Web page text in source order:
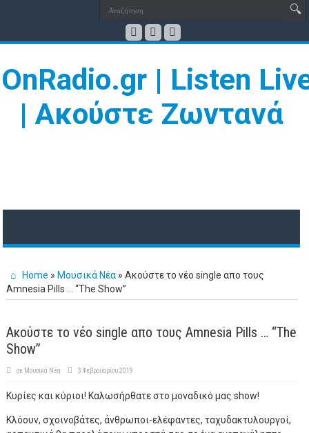
Home » Μουσικά Νέα » Ακούστε το νέο single απο τους
Amnesia Pills … “Τhe Show”
Ακούστε το νέο single απο τους Amnesia Pills … “Τhe
Show”
σε Μουσικά Νέα 3 Φεβρουαρίου 2019
Κυρίες και κύριοι! Καλωσήρθατε στο μοναδικό μας show!
Κλόουν, σχοινοβάτες, άνθρωποι-ελέφαντες, ταχυδακτυλουργοί,